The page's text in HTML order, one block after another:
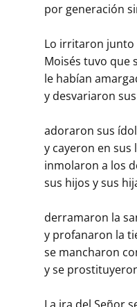
por generación
Lo irritaron junto
Moisés tuvo que
le habían
y desvariaron
adoraron sus
y cayeron en sus
inmolaron a los
sus hijos y sus
derramaron la
y profanaron la
se mancharon
y se
La ira del Señor